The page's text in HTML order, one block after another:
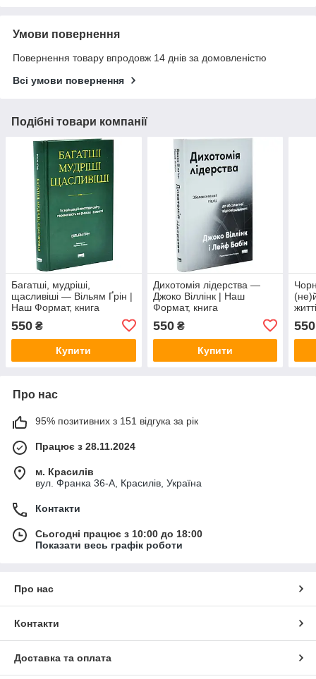
Умови повернення
Повернення товару впродовж 14 днів за домовленістю
Всі умови повернення
Подібні товари компанії
Багатші, мудріші,
щасливіші — Вільям Ґрін |
Наш Формат, книга
українською, нова, тверда
550 ₴
Купити
Дихотомія лідерства —
Джоко Віллінк | Наш
Формат, книга
українською, нова, тверда
550₴
Купити
550
Про нас
95% позитивних з 151 відгука за рік
Працює з 28.11.2024
м. Красилів
вул. Франка 36-А, Красилів, Україна
Контакти
Сьогодні працює з 10:00 до 18:00
Показати весь графік роботи
Про нас
Контакти
Доставка та оплата